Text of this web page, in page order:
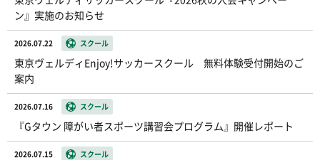
ン』実施のお知らせ
2026.07.22 スクール
東京ヴェルディEnjoy!サッカースクール 無料体験受付開始のご
案内
2026.07.16 スクール
『Gタウン 障がい者スポーツ講習会プログラム』開催レポート
2026.07.15 スクール